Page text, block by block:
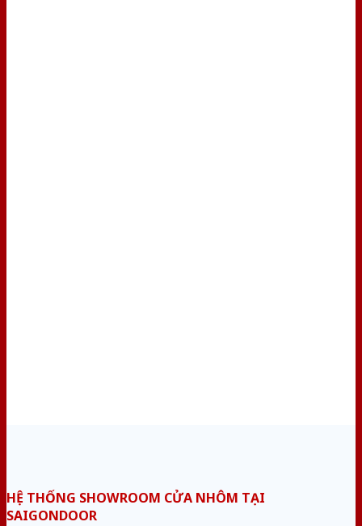
HỆ THỐNG SHOWROOM CỬA NHÔM TẠI
SAIGONDOOR